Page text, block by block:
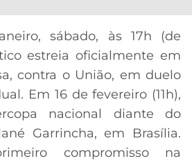
sábado, às 17h (de
estreia oficialmente em
contra o União, em duelo
Em 16 de fevereiro (11h),
nacional diante do
Garrincha, em Brasília.
compromisso na